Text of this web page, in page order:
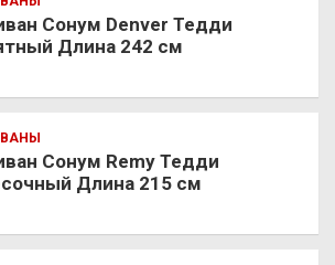
Сонум Denver Тедди
Длина 242 см
Сонум Remy Тедди
Длина 215 см